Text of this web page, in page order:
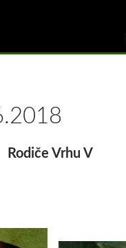
Rodiče Vrhu V